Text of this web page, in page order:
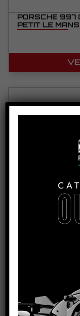
PORSCHE 997
PETIT LE
PORSCHE
FLORIO